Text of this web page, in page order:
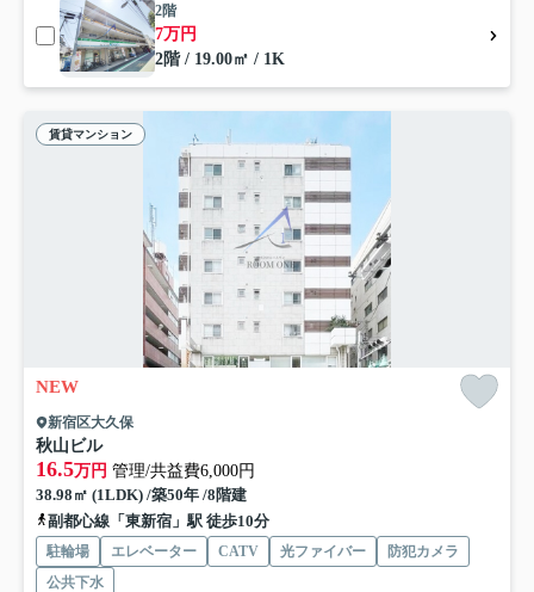
2階
7万円
2階 / 19.00㎡ / 1K
賃貸マンション
NEW
新宿区大久保
秋山ビル
16.5万円 管理/共益費6,000円
38.98㎡ (1LDK) /築50年 /8階建
副都心線「東新宿」駅 徒歩10分
駐輪場 エレベーター CATV 光ファイバー
防犯カメラ
公共下水